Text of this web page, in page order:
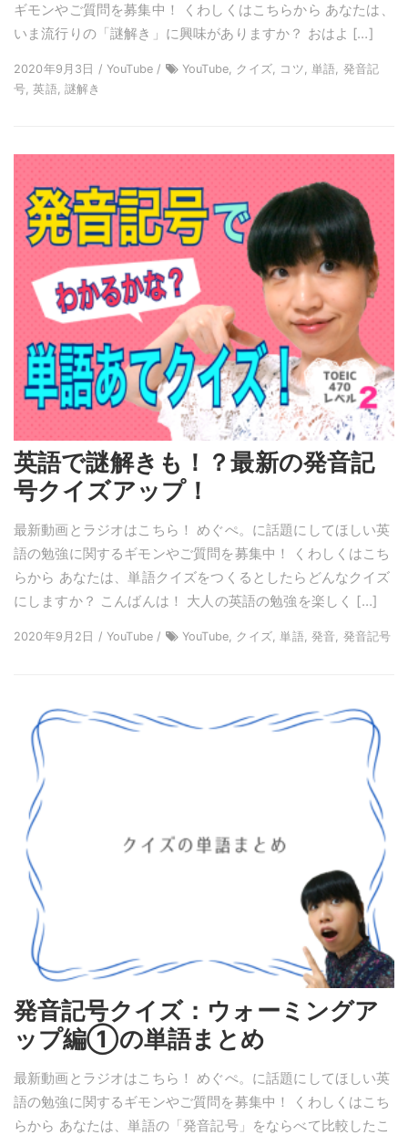
ギモンやご質問を募集中！ くわしくはこちらから あなたは、
いま流行りの「謎解き」に興味がありますか？ おはよ […]
2020年9月3日 / YouTube /
YouTube, クイズ, コツ, 単語, 発音記
号, 英語, 謎解き
英語で謎解きも！？最新の発音記
号クイズアップ！
最新動画とラジオはこちら！ めぐぺ。に話題にしてほしい英
語の勉強に関するギモンやご質問を募集中！ くわしくはこち
らから あなたは、単語クイズをつくるとしたらどんなクイズ
にしますか？ こんばんは！ 大人の英語の勉強を楽しく […]
2020年9月2日 / YouTube / YouTube, クイズ, 単語, 発音, 発音記号
発音記号クイズ：ウォーミングア
ップ編①の単語まとめ
最新動画とラジオはこちら！ めぐぺ。に話題にしてほしい英
語の勉強に関するギモンやご質問を募集中！ くわしくはこち
らから あなたは、単語の「発音記号」をならべて比較したこ